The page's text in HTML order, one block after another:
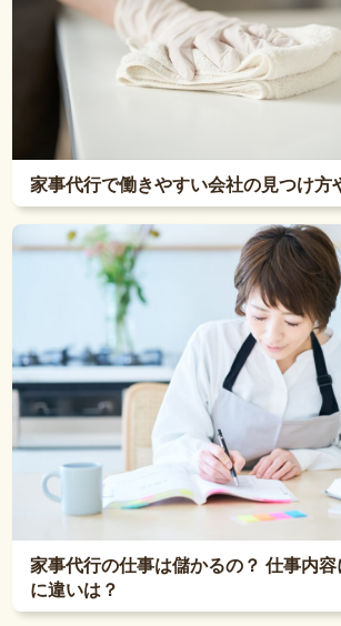
家事代行で働きやすい会社の見つけ方
家事代行の仕事は儲かるの？ 仕事内
に違いは？